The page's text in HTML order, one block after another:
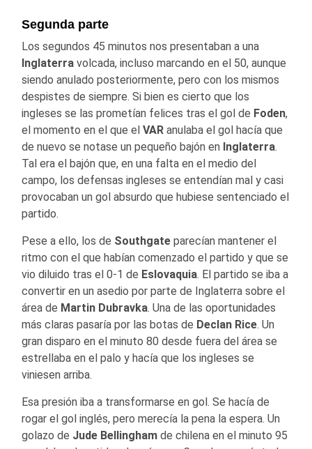
Segunda parte
Los segundos 45 minutos nos presentaban a una
Inglaterra volcada, incluso marcando en el 50, aunque
siendo anulado posteriormente, pero con los mismos
despistes de siempre. Si bien es cierto que los
ingleses se las prometían felices tras el gol de Foden,
el momento en el que el VAR anulaba el gol hacía que
de nuevo se notase un pequeño bajón en Inglaterra.
Tal era el bajón que, en una falta en el medio del
campo, los defensas ingleses se entendían mal y casi
provocaban un gol absurdo que hubiese sentenciado el
partido.
Pese a ello, los de Southgate parecían mantener el
ritmo con el que habían comenzado el partido y que se
vio diluido tras el 0-1 de Eslovaquia. El partido se iba a
convertir en un asedio por parte de Inglaterra sobre el
área de Martin Dubravka. Una de las oportunidades
más claras pasaría por las botas de Declan Rice. Un
gran disparo en el minuto 80 desde fuera del área se
estrellaba en el palo y hacía que los ingleses se
viniesen arriba.
Esa presión iba a transformarse en gol. Se hacía de
rogar el gol inglés, pero merecía la pena la espera. Un
golazo de Jude Bellingham de chilena en el minuto 95